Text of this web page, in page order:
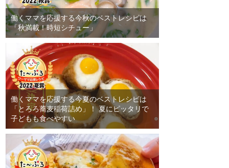
働くママを応援する今秋のベストレシピは
「秋満載！時短シチュー」
働くママを応援する今夏のベストレシピは
「とろろ蕎麦稲荷詰め」！ 夏にピッタリで
子どもも食べやすい